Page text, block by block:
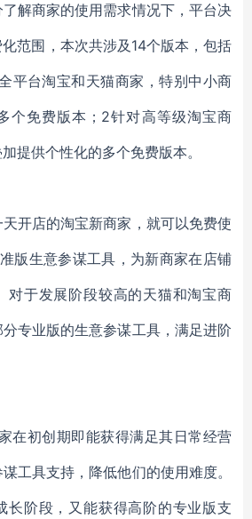
解商家的使用需求情况下，平台决
范围，本次共涉及 14个版本，包括
平台淘宝和天猫商家，特别中小商
个免费版本；2针对高等级淘宝商
提供个性化的多个免费版本。
开店的淘宝新商家，就可以免费使
版生意参谋工具，为新商家在店铺
对于发展阶段较高的天猫和淘宝商
专业版的生意参谋工具，满足进阶
在初创期即能获得满足其日常经营
工具支持，降低他们的使用难度。
长阶段，又能获得高阶的专业版支